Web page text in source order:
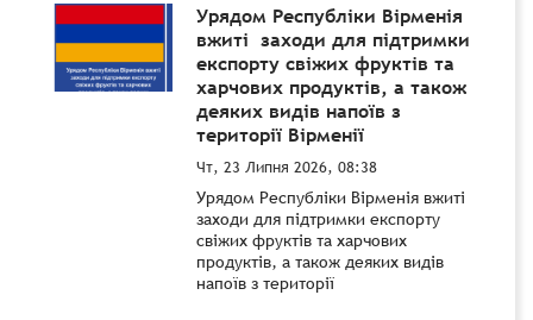
Урядом Республіки Вірменія
вжиті заходи для підтримки
експорту свіжих фруктів та
харчових продуктів, а також
деяких видів напоїв з
території Вірменії
Чт, 23 Липня 2026, 08:38
Урядом Республіки Вірменія вжиті
заходи для підтримки експорту
свіжих фруктів та харчових
продуктів, а також деяких видів
напоїв з території